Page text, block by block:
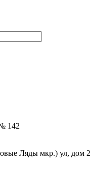
142
Ляды мкр.) ул, дом